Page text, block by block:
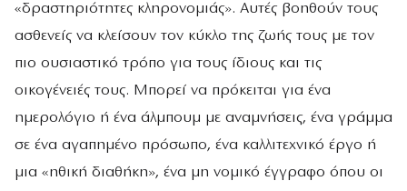
«δραστηριότητες κληρονομιάς». Αυτές βοηθούν τους
ασθενείς να κλείσουν τον κύκλο της ζωής τους με τον
πιο ουσιαστικό τρόπο για τους ίδιους και τις
οικογένειές τους. Μπορεί να πρόκειται για ένα
ημερολόγιο ή ένα άλμπουμ με αναμνήσεις, ένα γράμμα
σε ένα αγαπημένο πρόσωπο, ένα καλλιτεχνικό έργο ή
μια «ηθική διαθήκη», ένα μη νομικό έγγραφο όπου οι